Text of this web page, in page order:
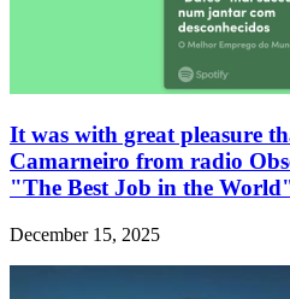
It was with great pleasure
Camarneiro from radio
"The Best Job in the
December 15, 2025